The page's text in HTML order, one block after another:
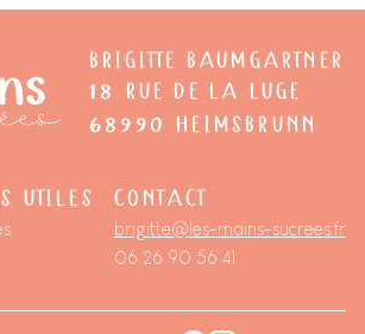
BRIGITTE BAUMGARTNER
18 RUE DE LA LUGE
68990 HEIMSBRUNN
UTILES CONTACT
brigitte@les-mains-sucrees.fr
06 26 90 56 41